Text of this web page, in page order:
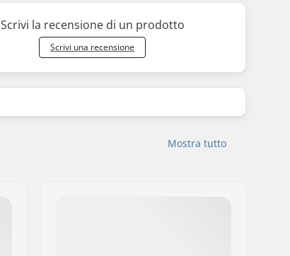
Scrivi la recensione di un prodotto
Scrivi una recensione
Mostra tutto